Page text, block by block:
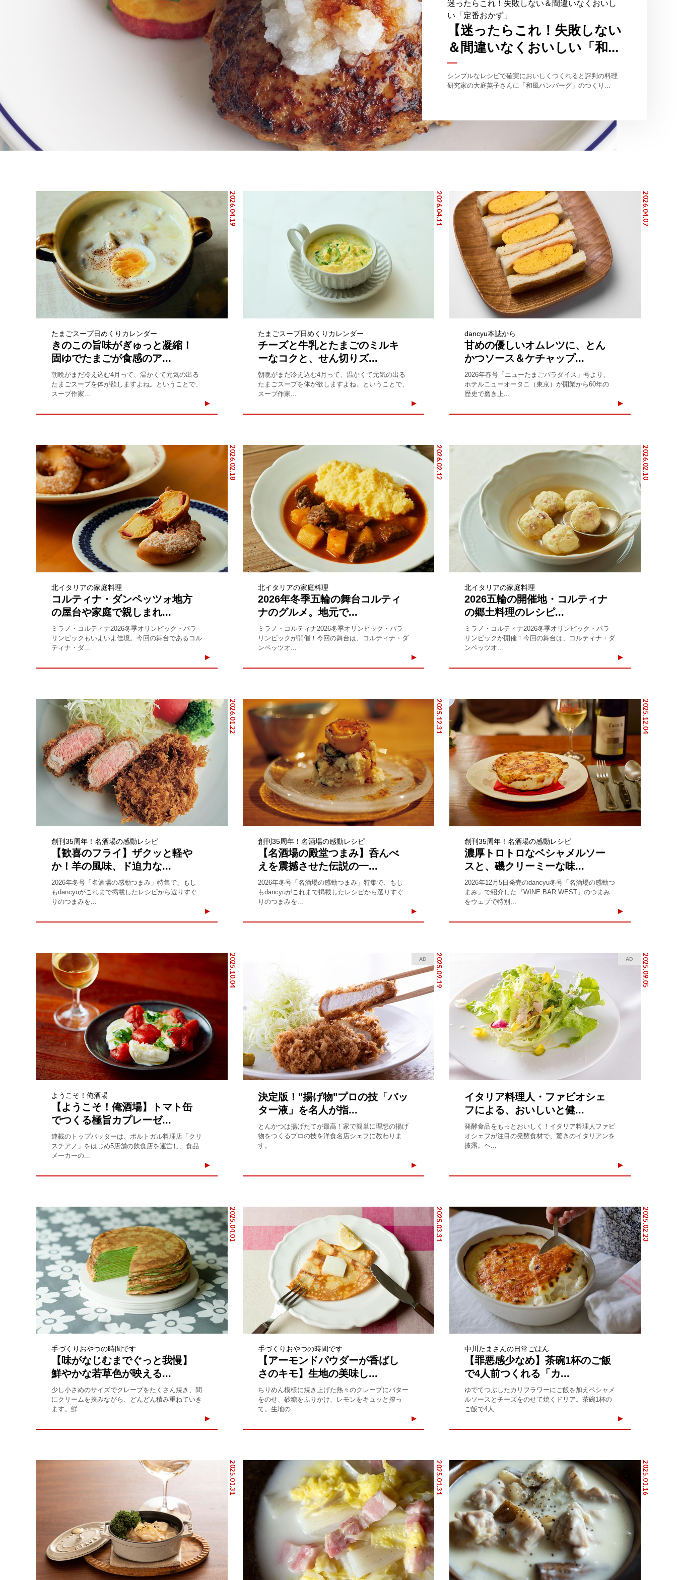
迷ったらこれ！失敗しない＆間違いなくおいし
い「定番おかず」
【迷ったらこれ！失敗しない
＆間違いなくおいしい「和...
シンプルなレシピで確実においしくつくれると評判の料理
研究家の大庭英子さんに「和風ハンバーグ」のつくり...
2026.04.19
たまごスープ日めくりカレンダー
きのこの旨味がぎゅっと凝縮！
固ゆでたまごが食感のア...
朝晩がまだ冷え込む4月って、温かくて元気の出る
たまごスープを体が欲しますよね。ということで、
スープ作家...
2026.04.11
たまごスープ日めくりカレンダー
チーズと牛乳とたまごのミルキ
ーなコクと、せん切りズ...
朝晩がまだ冷え込む4月って、温かくて元気の出る
たまごスープを体が欲しますよね。ということで、
スープ作家...
2026.04.07
dancyu本誌から
甘めの優しいオムレツに、とん
かつソース＆ケチャップ...
2026年春号「ニューたまごパラダイス」号より、
ホテルニューオータニ（東京）が開業から60年の
歴史で磨き上...
2026.02.18
北イタリアの家庭料理
コルティナ・ダンペッツォ地方
の屋台や家庭で親しまれ...
ミラノ・コルティナ2026冬季オリンピック・パラ
リンピックもいよいよ佳境。今回の舞台であるコル
ティナ・ダ...
2026.02.12
北イタリアの家庭料理
2026年冬季五輪の舞台コルティ
ナのグルメ。地元で...
ミラノ・コルティナ2026冬季オリンピック・パラ
リンピックが開催！今回の舞台は、コルティナ・ダ
ンペッツオ...
2026.02.10
北イタリアの家庭料理
2026五輪の開催地・コルティナ
の郷土料理のレシピ...
ミラノ・コルティナ2026冬季オリンピック・パラ
リンピックが開催！今回の舞台は、コルティナ・ダ
ンペッツオ...
2026.01.22
創刊35周年！名酒場の感動レシピ
【歓喜のフライ】ザクッと軽や
か！羊の風味、ド迫力な...
2026年冬号「名酒場の感動つまみ」特集で、もし
もdancyuがこれまで掲載したレシピから選りすぐ
りのつまみを...
2025.12.31
創刊35周年！名酒場の感動レシピ
【名酒場の殿堂つまみ】呑んべ
えを震撼させた伝説の一...
2026年冬号「名酒場の感動つまみ」特集で、もし
もdancyuがこれまで掲載したレシピから選りすぐ
りのつまみを...
2025.12.04
創刊35周年！名酒場の感動レシピ
濃厚トロトロなベシャメルソー
スと、磯クリーミーな味...
2026年12月5日発売のdancyu冬号「名酒場の感動つ
まみ」で紹介した『WINE BAR WEST』のつまみ
をウェブで特別...
2025.10.04
ようこそ！俺酒場
【ようこそ！俺酒場】トマト缶
でつくる極旨カプレーゼ...
連載のトップバッターは、ポルトガル料理店「クリ
スチアノ」をはじめ5店舗の飲食店を運営し、食品
メーカーの...
2025.09.19
AD
決定版！"揚げ物"プロの技「バッ
ター液」を名人が指...
とんかつは揚げたてが最高！家で簡単に理想の揚げ
物をつくるプロの技を洋食名店シェフに教わりま
す。
2025.09.05
AD
イタリア料理人・ファビオシェ
フによる、おいしいと健...
発酵食品をもっとおいしく！イタリア料理人ファビ
オシェフが注目の発酵食材で、驚きのイタリアンを
披露。ヘ...
2025.04.01
手づくりおやつの時間です
【味がなじむまでぐっと我慢】
鮮やかな若草色が映える...
少し小さめのサイズでクレープをたくさん焼き、間
にクリームを挟みながら、どんどん積み重ねていき
ます。鮮...
2025.03.31
手づくりおやつの時間です
【アーモンドパウダーが香ばし
さのキモ】生地の美味し...
ちりめん模様に焼き上げた熱々のクレープにバター
をのせ、砂糖をふりかけ、レモンをキュッと搾っ
て。生地の...
2025.02.23
中川たまさんの日常ごはん
【罪悪感少なめ】茶碗1杯のご飯
で4人前つくれる「カ...
ゆでてつぶしたカリフラワーにご飯を加えベシャメ
ルソースとチーズをのせて焼くドリア。茶碗1杯の
ご飯で4人...
2025.01.31 2025.01.31 2025.01.16